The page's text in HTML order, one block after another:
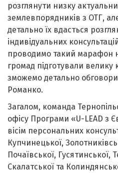
розглянути низку
землевпорядників з ОТГ,
детально їх вдасться
індивідуальних
проводимо такий марафон
громад підготували велику
зможемо детально
Романко.
Загалом, команда
офісу Програми «U-LEAD з
вісім персональних
Купчинецької,
Почаївської, Гусятинської,
Скалатської та